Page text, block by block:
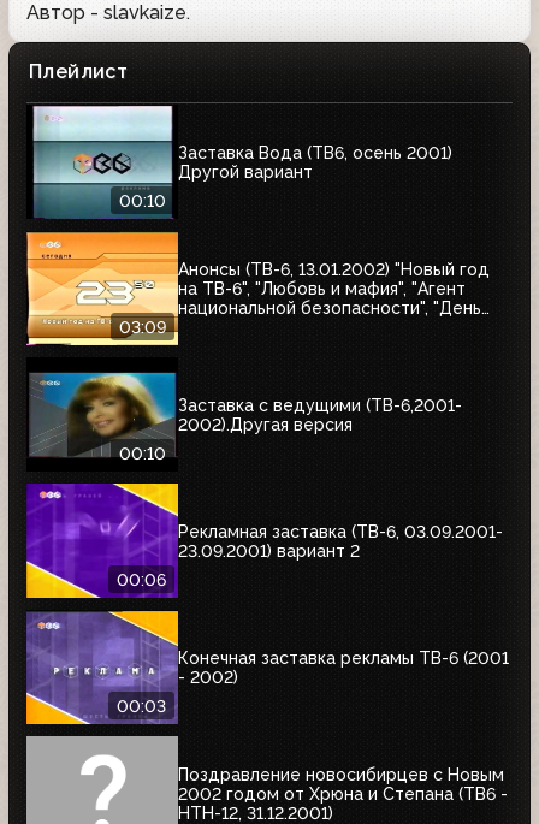
Автор - slavkaize.
Плейлист
00:10
Заставка Вода (ТВ6, осень 2001)
Другой вариант
03:09
Анонсы (ТВ-6, 13.01.2002) "Новый год
на ТВ-6", "Любовь и мафия", "Агент
национальной безопасности", "День
00:10
Заставка с ведущими (ТВ-6,2001-
2002).Другая версия
00:06
Рекламная заставка (ТВ-6, 03.09.2001-
23.09.2001) вариант 2
00:03
Конечная заставка рекламы ТВ-6 (2001
- 2002)
Поздравление новосибирцев с Новым
2002 годом от Хрюна и Степана (ТВ6 -
НТН-12, 31.12.2001)